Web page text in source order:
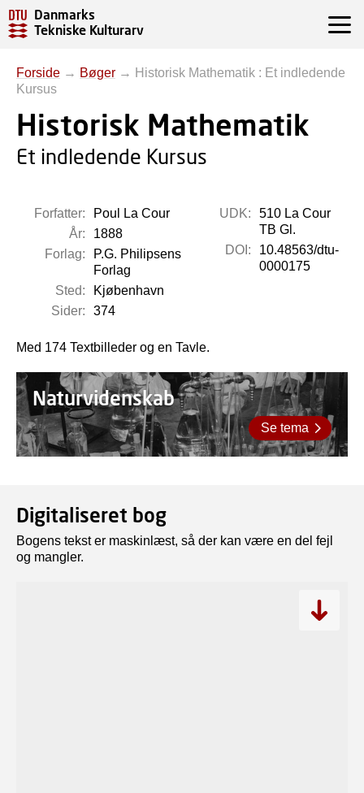
Danmarks
Tekniske Kulturarv
Forside → Bøger → Historisk Mathematik : Et indledende
Kursus
Historisk Mathematik
Et indledende Kursus
Forfatter:
Poul La Cour
År:
1888
Forlag:
P.G. Philipsens
Forlag
Sted:
Kjøbenhavn
Sider:
374
UDK:
510 La Cour
TB Gl.
DOI:
10.48563/dtu-
0000175
Med 174 Textbilleder og en Tavle.
Naturvidenskab
Se tema
Digitaliseret bog
Bogens tekst er maskinlæst, så der kan være en del fejl
og mangler.